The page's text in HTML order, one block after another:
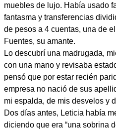
muebles de lujo. Había usado
fantasma y transferencias
de pesos a 4 cuentas, una de
Fuentes, su amante.
Lo descubrí una madrugada,
con una mano y revisaba
pensó que por estar recién
empresa no nació de sus
mi espalda, de mis desvelos y
Dos días antes, Leticia había
diciendo que era “una sobrina